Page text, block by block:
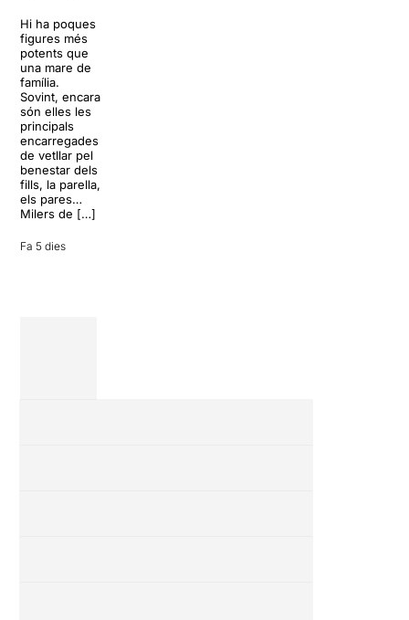
Hi ha poques
figures més
potents que
una mare de
família.
Sovint, encara
són elles les
principals
encarregades
de vetllar pel
benestar dels
fills, la parella,
els pares…
Milers de […]
Fa 5 dies